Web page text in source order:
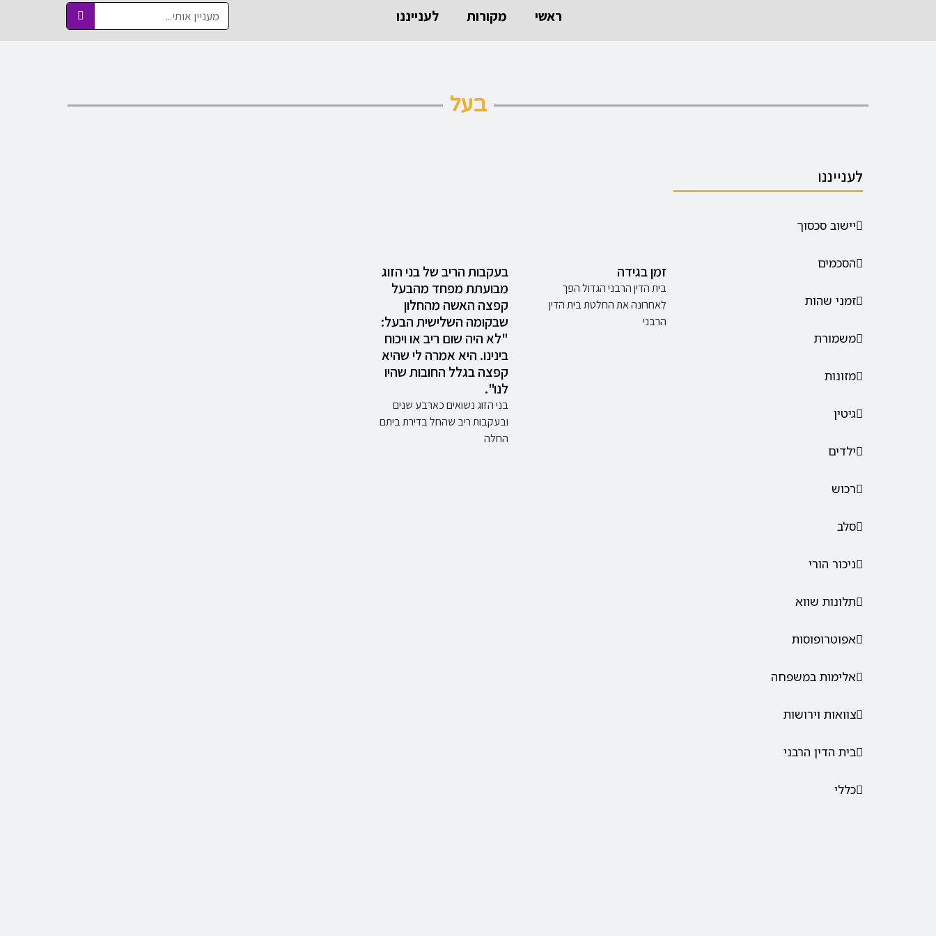
ראשי מקורות לענייננו
בעל
לענייננו
יישוב סכסוך
הסכמים
זמני שהות
משמורת
מזונות
גיטין
ילדים
רכוש
סלב
ניכור הורי
תלונות שווא
אפוטרופוסות
אלימות במשפחה
צוואות וירושות
בית הדין הרבני
כללי
זמן בגידה
בית הדין הרבני הגדול הפך
לאחרונה את החלטת בית הדין
הרבני
בעקבות הריב של בני הזוג
מבועתת מפחד מהבעל
קפצה האשה מהחלון
שבקומה השלישית הבעל:
"לא היה שום ריב או ויכוח
בינינו. היא אמרה לי שהיא
קפצה בגלל החובות שהיו
לנו".
בני הזוג נשואים כארבע שנים
ובעקבות ריב שהחל בדירת ביתם
החלה